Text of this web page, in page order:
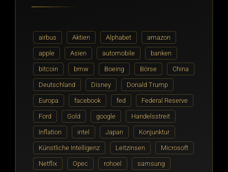
airbus Aktien Alphabet amazon
apple Asien automobile banken
bitcoin bmw Boeing Börse China
Deutschland Disney Donald Trump
Europa facebook fed Federal Reserve
Ford Gold google Handelsstreit
Inflation intel Japan Konjunktur
Künstliche Intelligenz Leitzinsen Microsoft
Netflix Opec rohoel samsung